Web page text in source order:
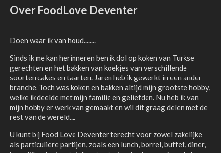
Over FoodLove Deventer
Doen waar ik van houd........
Sinds ik me kan herinneren ben ik dol op koken van Turkse
gerechten en het bakken van koekjes van verschillende
soorten cakes en taarten. Jaren heb ik gewerkt in een ander
branche. Toch was koken en bakken altijd mijn grootste hobby,
welke ik deelde met mijn familie en geliefden. Nu heb ik van
mijn hobby er werk van gemaakt en wil dit graag delen met de
rest van de wereld....
U kunt bij Food Love Deventer terecht voor zowel zakelijke
als particuliere partijen, zoals een lunch, borrel, buffet, diner,